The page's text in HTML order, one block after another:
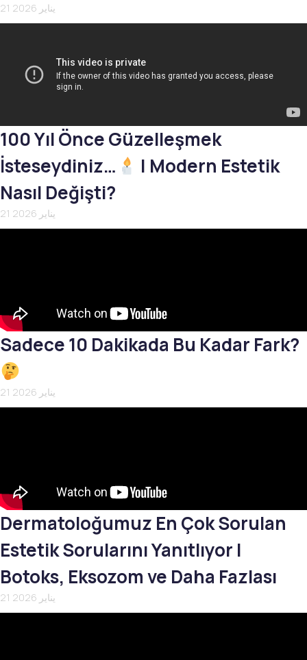
21 يناير 2026
100 Yıl Önce Güzelleşmek
İsteseydiniz…
| Modern Estetik
Nasıl Değişti?
21 يناير 2026
Sadece 10 Dakikada Bu Kadar Fark?
21 يناير 2026
Dermatoloğumuz En Çok Sorulan
Estetik Sorularını Yanıtlıyor |
Botoks, Eksozom ve Daha Fazlası
21 يناير 2026